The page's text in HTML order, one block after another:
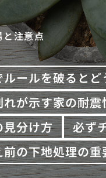
と注意点
ールを破るとど
が示す家の耐
見分け方
必ず
の下地処理の重